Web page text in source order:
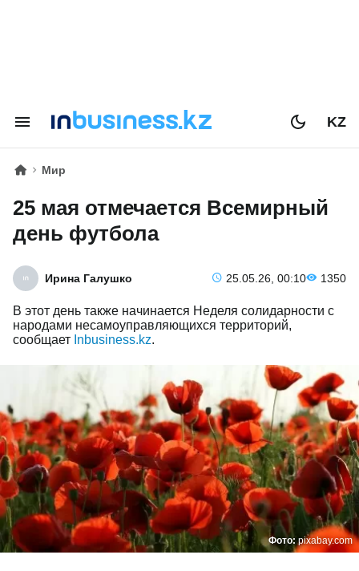
KZ
Мир
25 мая отмечается Всемирный
день футбола
Ирина Галушко 25.05.26, 00:10 1350
В этот день также начинается Неделя солидарности с
народами несамоуправляющихся территорий,
сообщает Inbusiness.kz.
Фото:pixabay.com